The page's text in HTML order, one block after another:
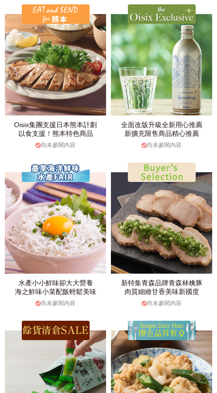
Oisix集團支援日本熊本計劃
以食支援！熊本特色商品
尚未參閱內容
全面改版升級全新用心推薦
新擴充限售商品精心推薦
尚未參閱內容
水產小小鮮味卻大大營養
海之鮮味小菜配飯輕鬆美味
尚未參閱內容
新特集青森品牌青森林檎豚
肉質細緻甘香美味新國度
尚未參閱內容